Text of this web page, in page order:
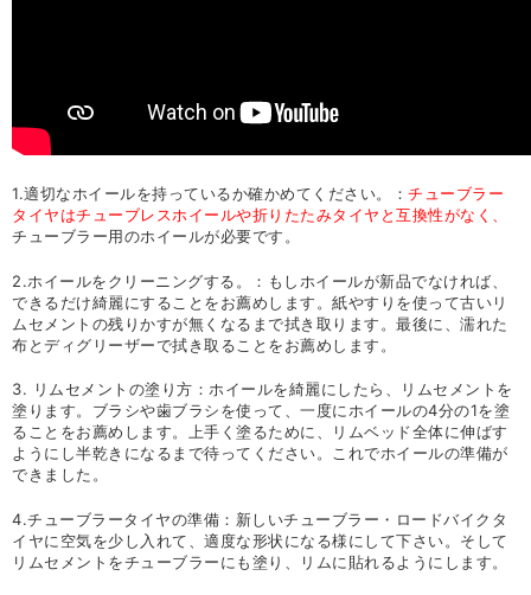
1.適切なホイールを持っているか確かめてください。： チューブラー
タイヤはチューブレスホイールや折りたたみタイヤと互換性がなく、
チューブラー用のホイールが必要です。
2.ホイールをクリーニングする。：もしホイールが新品でなければ、
できるだけ綺麗にすることをお薦めします。紙やすりを使って古いリ
ムセメントの残りかすが無くなるまで拭き取ります。最後に、濡れた
布とディグリーザーで拭き取ることをお薦めします。
3. リムセメントの塗り方：ホイールを綺麗にしたら、リムセメントを
塗ります。ブラシや歯ブラシを使って、一度にホイールの4分の1を塗
ることをお薦めします。上手く塗るために、リムベッド全体に伸ばす
ようにし半乾きになるまで待ってください。これでホイールの準備が
できました。
4.チューブラータイヤの準備：新しいチューブラー・ロードバイクタ
イヤに空気を少し入れて、適度な形状になる様にして下さい。そして
リムセメントをチューブラーにも塗り、リムに貼れるようにします。